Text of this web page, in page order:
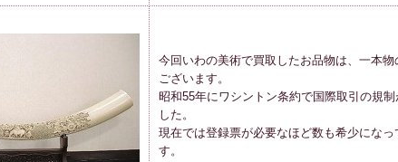
今回いわの美術で買取したお品物は、一本
ございます。
昭和55年にワシントン条約で国際取引の規制
した。
現在では登録票が必要なほど数も希少になっ
す。